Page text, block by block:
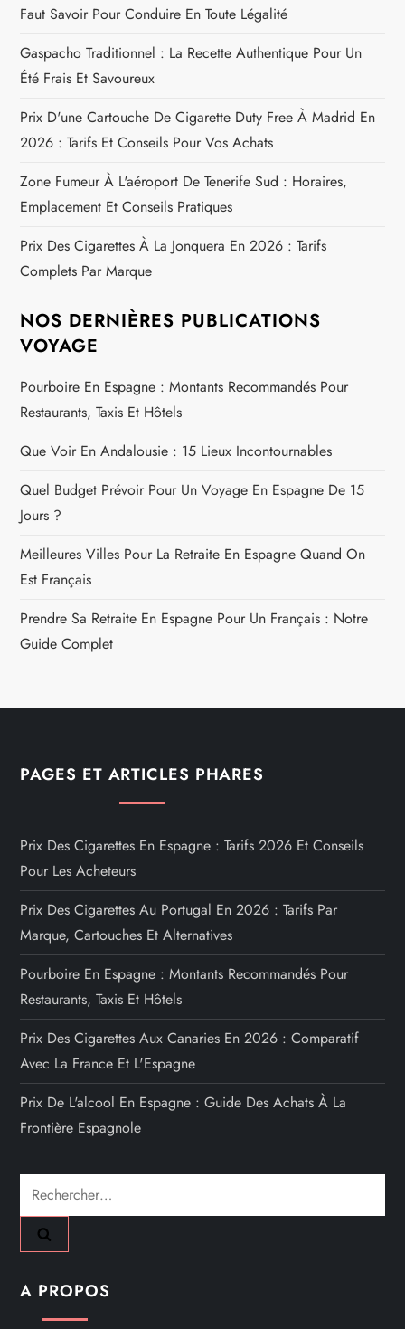
Faut Savoir Pour Conduire En Toute Légalité
Gaspacho Traditionnel : La Recette Authentique Pour Un
Été Frais Et Savoureux
Prix D'une Cartouche De Cigarette Duty Free À Madrid En
2026 : Tarifs Et Conseils Pour Vos Achats
Zone Fumeur À L'aéroport De Tenerife Sud : Horaires,
Emplacement Et Conseils Pratiques
Prix Des Cigarettes À La Jonquera En 2026 : Tarifs
Complets Par Marque
NOS DERNIÈRES PUBLICATIONS
VOYAGE
Pourboire En Espagne : Montants Recommandés Pour
Restaurants, Taxis Et Hôtels
Que Voir En Andalousie : 15 Lieux Incontournables
Quel Budget Prévoir Pour Un Voyage En Espagne De 15
Jours ?
Meilleures Villes Pour La Retraite En Espagne Quand On
Est Français
Prendre Sa Retraite En Espagne Pour Un Français : Notre
Guide Complet
PAGES ET ARTICLES PHARES
Prix Des Cigarettes En Espagne : Tarifs 2026 Et Conseils
Pour Les Acheteurs
Prix Des Cigarettes Au Portugal En 2026 : Tarifs Par
Marque, Cartouches Et Alternatives
Pourboire En Espagne : Montants Recommandés Pour
Restaurants, Taxis Et Hôtels
Prix Des Cigarettes Aux Canaries En 2026 : Comparatif
Avec La France Et L'Espagne
Prix De L'alcool En Espagne : Guide Des Achats À La
Frontière Espagnole
Rechercher :
A PROPOS